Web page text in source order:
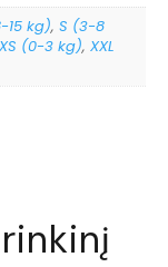
pagal
15 kg), S (3-8
XS (0-3 kg), XXL